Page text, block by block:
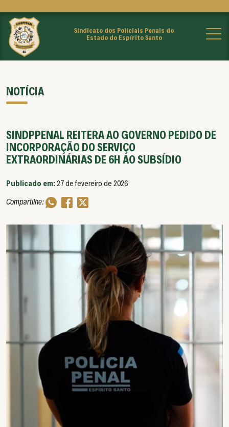
Sindicato dos Policiais Penais do
Estado do Espírito Santo
NOTÍCIA
SINDPPENAL REITERA AO GOVERNO PEDIDO DE
INCORPORAÇÃO DO SERVIÇO
EXTRAORDINÁRIAS DE 6H AO SUBSÍDIO
Publicado em:27 de fevereiro de 2026
Compartilhe: